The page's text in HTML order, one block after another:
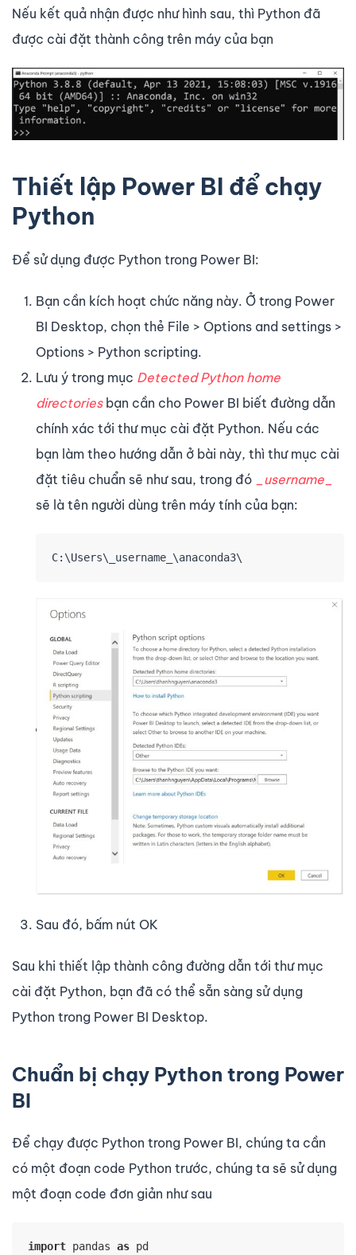
Nếu kết quả nhận được như hình sau, thì Python đã
được cài đặt thành công trên máy của bạn
Thiết lập Power BI để chạy
Python
Để sử dụng được Python trong Power BI:
Bạn cần kích hoạt chức năng này. Ở trong Power
BI Desktop, chọn thẻ File > Options and settings >
Options > Python scripting.
Lưu ý trong mục Detected Python home
directories bạn cần cho Power BI biết đường dẫn
chính xác tới thư mục cài đặt Python. Nếu các
bạn làm theo hướng dẫn ở bài này, thì thư mục cài
đặt tiêu chuẩn sẽ như sau, trong đó
_username_
sẽ là tên người dùng trên máy tính của bạn:
C:\Users\_username_\anaconda3\
Sau đó, bấm nút OK
Sau khi thiết lập thành công đường dẫn tới thư mục
cài đặt Python, bạn đã có thể sẵn sàng sử dụng
Python trong Power BI Desktop.
Chuẩn bị chạy Python trong Power
BI
Để chạy được Python trong Power BI, chúng ta cần
có một đoạn code Python trước, chúng ta sẽ sử dụng
một đoạn code đơn giản như sau
import pandas as pd